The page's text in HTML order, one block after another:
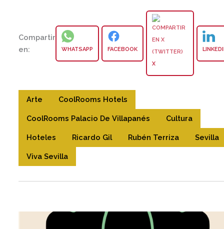
Compartir
en:
WHATSAPP FACEBOOK
X
Arte CoolRooms Hotels
CoolRooms Palacio De Villapanés Cultura
Hoteles Ricardo Gil Rubén Terriza Sevilla
Viva Sevilla